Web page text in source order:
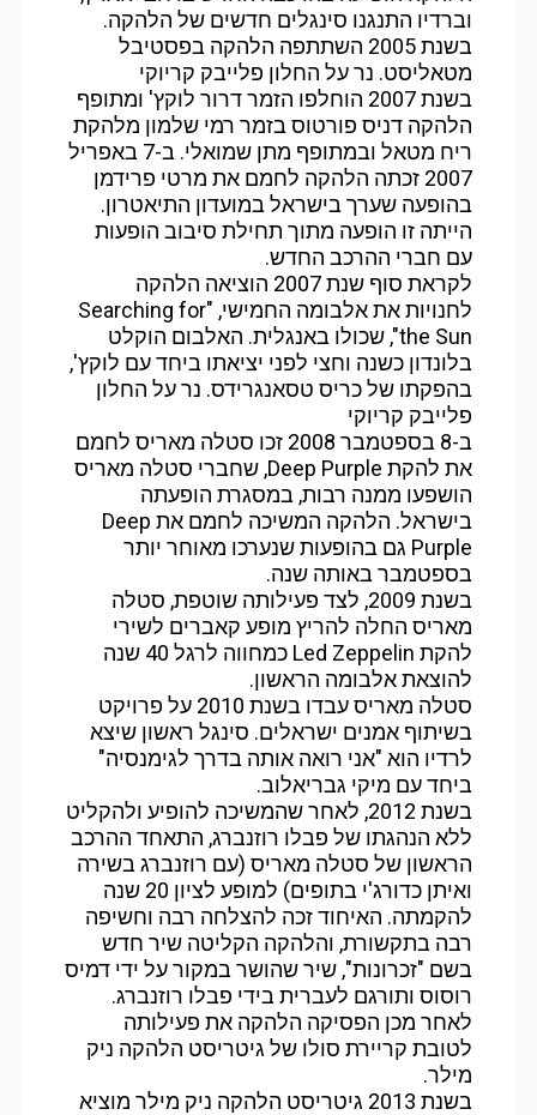
וברדיו התנגנו סינגלים חדשים של הלהקה.
בשנת 2005 השתתפה הלהקה בפסטיבל
מטאליסט. נר על החלון פלייבק קריוקי
בשנת 2007 הוחלפו הזמר דרור לוקץ' ומתופף
הלהקה דניס פורטוס בזמר רמי שלמון מלהקת
ריח מטאל ובמתופף מתן שמואלי. ב-7 באפריל
2007 זכתה הלהקה לחמם את מרטי פרידמן
בהופעה שערך בישראל במועדון התיאטרון.
הייתה זו הופעה מתוך תחילת סיבוב הופעות
עם חברי ההרכב החדש.
לקראת סוף שנת 2007 הוציאה הלהקה
לחנויות את אלבומה החמישי, "Searching for
the Sun", שכולו באנגלית. האלבום הוקלט
בלונדון כשנה וחצי לפני יציאתו ביחד עם לוקץ',
בהפקתו של כריס טסאנגרידס. נר על החלון
פלייבק קריוקי
ב-8 בספטמבר 2008 זכו סטלה מאריס לחמם
את להקת Deep Purple, שחברי סטלה מאריס
הושפעו ממנה רבות, במסגרת הופעתה
בישראל. הלהקה המשיכה לחמם את Deep
Purple גם בהופעות שנערכו מאוחר יותר
בספטמבר באותה שנה.
בשנת 2009, לצד פעילותה שוטפת, סטלה
מאריס החלה להריץ מופע קאברים לשירי
להקת Led Zeppelin כמחווה לרגל 40 שנה
להוצאת אלבומה הראשון.
סטלה מאריס עבדו בשנת 2010 על פרויקט
בשיתוף אמנים ישראלים. סינגל ראשון שיצא
לרדיו הוא "אני רואה אותה בדרך לגימנסיה"
ביחד עם מיקי גבריאלוב.
בשנת 2012, לאחר שהמשיכה להופיע ולהקליט
ללא הנהגתו של פבלו רוזנברג, התאחד ההרכב
הראשון של סטלה מאריס (עם רוזנברג בשירה
ואיתן כדורג'י בתופים) למופע לציון 20 שנה
להקמתה. האיחוד זכה להצלחה רבה וחשיפה
רבה בתקשורת, והלהקה הקליטה שיר חדש
בשם "זכרונות", שיר שהושר במקור על ידי דמיס
רוסוס ותורגם לעברית בידי פבלו רוזנברג.
לאחר מכן הפסיקה הלהקה את פעילותה
לטובת קריירת סולו של גיטריסט הלהקה ניק
מילר.
בשנת 2013 גיטריסט הלהקה ניק מילר מוציא